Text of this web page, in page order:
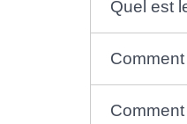
Quel est